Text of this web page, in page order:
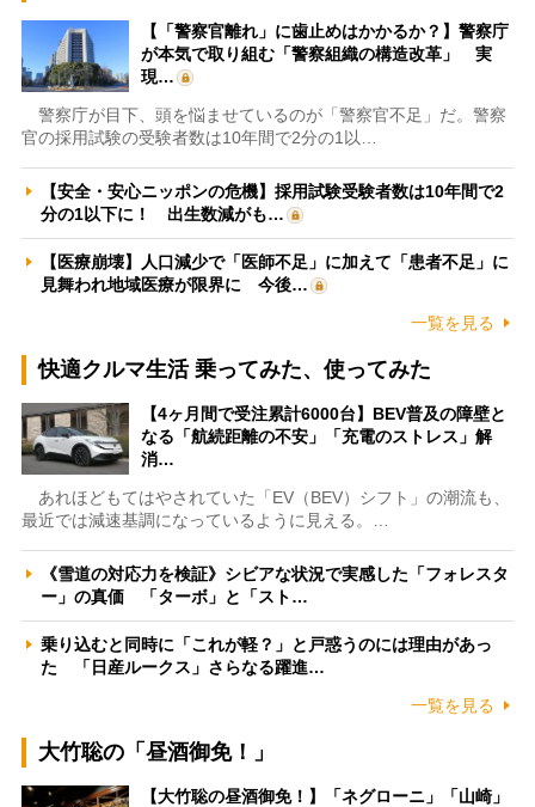
【「警察官離れ」に歯止めはかかるか？】警察庁
が本気で取り組む「警察組織の構造改革」 実
現…
警察庁が目下、頭を悩ませているのが「警察官不足」だ。警察
官の採用試験の受験者数は10年間で2分の1以…
【安全・安心ニッポンの危機】採用試験受験者数は10年間で2
分の1以下に！ 出生数減がも…
【医療崩壊】人口減少で「医師不足」に加えて「患者不足」に
見舞われ地域医療が限界に 今後…
一覧を見る
快適クルマ生活 乗ってみた、使ってみた
【4ヶ月間で受注累計6000台】BEV普及の障壁と
なる「航続距離の不安」「充電のストレス」解
消…
あれほどもてはやされていた「EV（BEV）シフト」の潮流も、
最近では減速基調になっているように見える。…
《雪道の対応力を検証》シビアな状況で実感した「フォレスタ
ー」の真価 「ターボ」と「スト…
乗り込むと同時に「これが軽？」と戸惑うのには理由があっ
た 「日産ルークス」さらなる躍進…
一覧を見る
大竹聡の「昼酒御免！」
【大竹聡の昼酒御免！】「ネグローニ」「山崎」